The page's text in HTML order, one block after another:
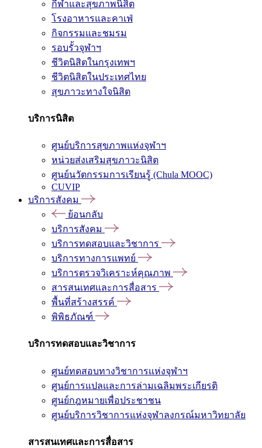
กีฬาและสุขภาพนิสิต
โรงอาหารและคาเฟ่
กิจกรรมและชมรม
รอบรั้วจุฬาฯ
ชีวิตนิสิตในกรุงเทพฯ
ชีวิตนิสิตในประเทศไทย
สุขภาวะทางใจนิสิต
บริการนิสิต
ศูนย์บริการสุขภาพแห่งจุฬาฯ
หน่วยส่งเสริมสุขภาวะนิสิต
ศูนย์นวัตกรรมการเรียนรู้ (Chula MOOC)
CUVIP
บริการสังคม
ย้อนกลับ
บริการสังคม
บริการทดสอบและวิชาการ
บริการทางการแพทย์
บริการตรวจวิเคราะห์คุณภาพ
สารสนเทศและการสื่อสาร
พื้นที่สร้างสรรค์
พิพิธภัณฑ์
บริการทดสอบและวิชาการ
ศูนย์ทดสอบทางวิชาการแห่งจุฬาฯ
ศูนย์การแปลและการล่ามเฉลิมพระเกียรติ
ศูนย์กฎหมายเพื่อประชาชน
ศูนย์บริการวิชาการแห่งจุฬาลงกรณ์มหาวิทยาลัย
สารสนเทศและการสื่อสาร